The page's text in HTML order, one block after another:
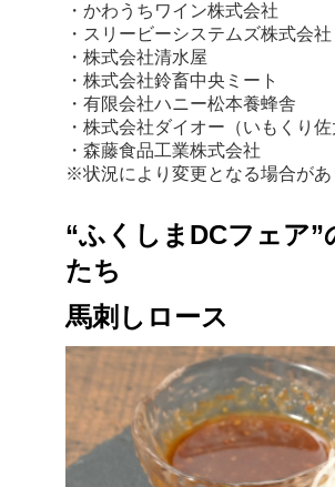
・かわうちワイン株式会社
・スリービーシステムズ株式会社
・株式会社清水屋
・株式会社鈴畜中央ミート
・有限会社ハニー松本養蜂舎
・株式会社ダイオー（いもくり佐
・森藤食品工業株式会社
※状況により変更となる場合があ
“ふくしまDCフェア
たち
馬刺しロース